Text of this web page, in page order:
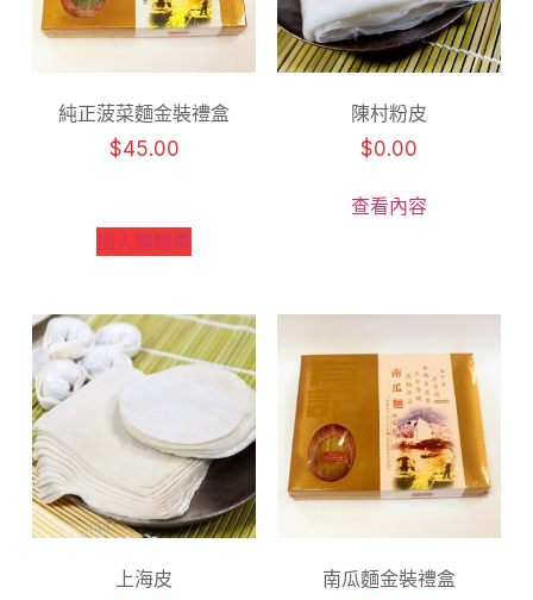
純正菠菜麵金裝禮盒
$45.00
加入購物車
陳村粉皮
$0.00
查看內容
上海皮
南瓜麵金裝禮盒